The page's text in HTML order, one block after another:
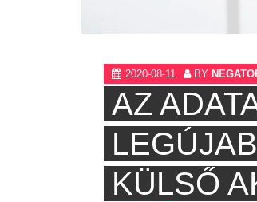
2020-08-11 BY
AZ
KÜLSŐ